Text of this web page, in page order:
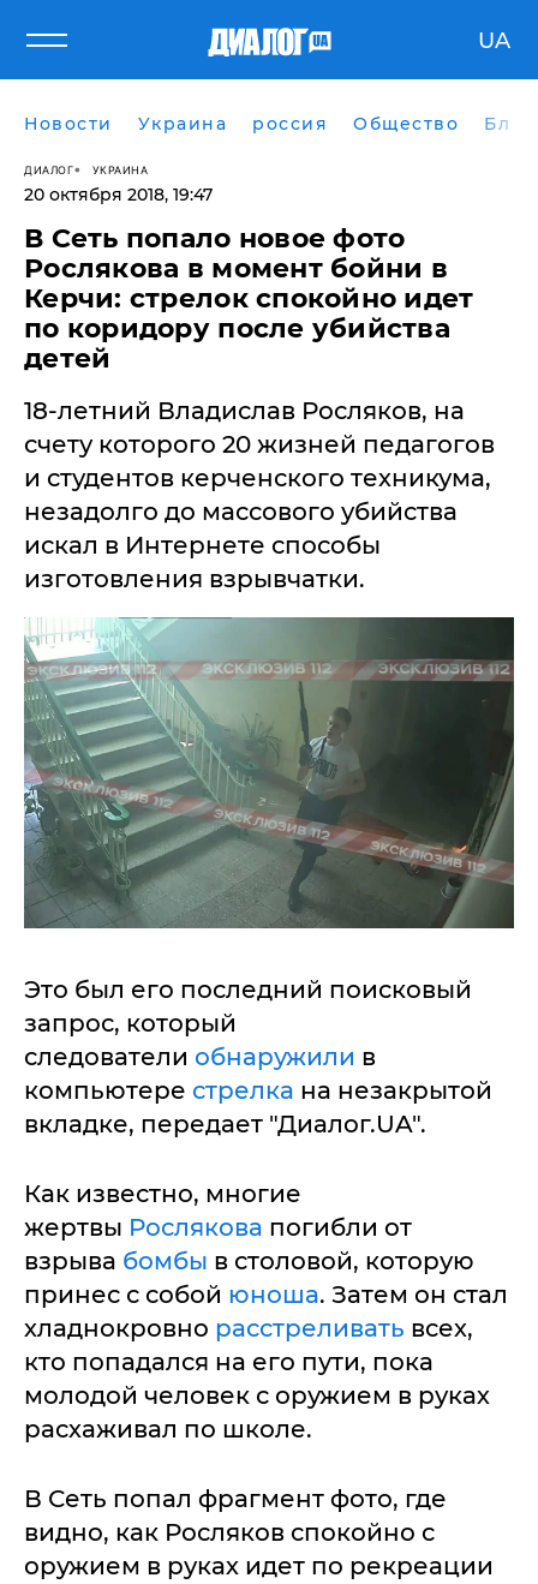
UA
Новости Украина россия Общество
ДИАЛОГ УКРАИНА
20 октября 2018, 19:47
В Сеть попало новое фото
Рослякова в момент бойни в
Керчи: стрелок спокойно идет
по коридору после убийства
детей
18-летний Владислав Росляков, на
счету которого 20 жизней педагогов
и студентов керченского техникума,
незадолго до массового убийства
искал в Интернете способы
изготовления взрывчатки.
Это был его последний поисковый
запрос, который
следователи обнаружили в
компьютере стрелка на незакрытой
вкладке, передает "Диалог.UA".
Как известно, многие
жертвы Рослякова погибли от
взрыва бомбы в столовой, которую
принес с собой юноша. Затем он стал
хладнокровно расстреливать всех,
кто попадался на его пути, пока
молодой человек с оружием в руках
расхаживал по школе.
В Сеть попал фрагмент фото, где
видно, как Росляков спокойно с
оружием в руках идет по рекреации